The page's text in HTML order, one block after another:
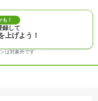
。
認した情報です。
とは多少異なることがあります。
の画像の場合、今回販売の物件と異な
ります。
当しない項目もあります。
れます。
も！
録して
上げよう！
は対象外です